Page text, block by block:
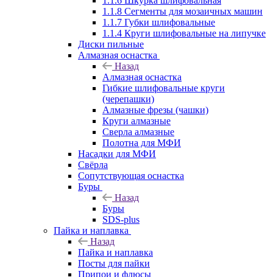
1.1.8 Сегменты для мозаичных машин
1.1.7 Губки шлифовальные
1.1.4 Круги шлифовальные на липучке
Диски пильные
Алмазная оснастка
Назад
Алмазная оснастка
Гибкие шлифовальные круги
(черепашки)
Алмазные фрезы (чашки)
Круги алмазные
Сверла алмазные
Полотна для МФИ
Насадки для МФИ
Свёрла
Сопутствующая оснастка
Буры
Назад
Буры
SDS-plus
Пайка и наплавка
Назад
Пайка и наплавка
Посты для пайки
Припои и флюсы